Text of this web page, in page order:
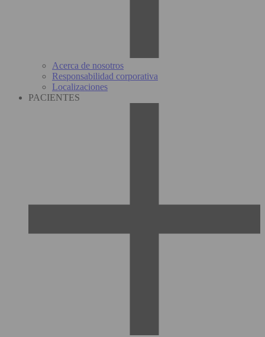
Acerca de nosotros
Responsabilidad corporativa
Localizaciones
PACIENTES